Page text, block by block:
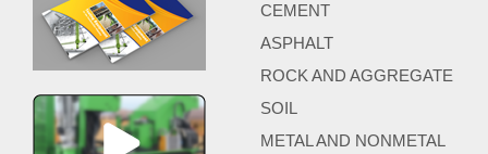
CEMENT
ASPHALT
ROCK AND AGGREGATE
SOIL
METAL AND NONMETAL